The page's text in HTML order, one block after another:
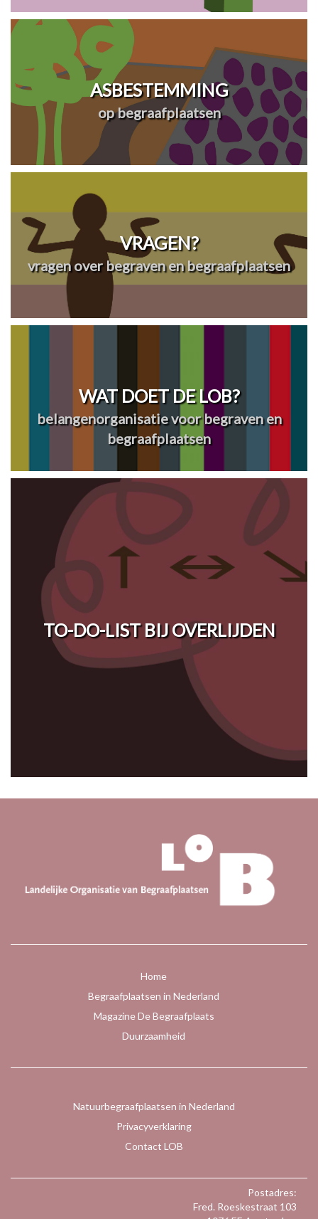
ASBESTEMMING
op begraafplaatsen
VRAGEN?
vragen over begraven en begraafplaatsen
WAT DOET DE LOB?
belangenorganisatie voor begraven en
begraafplaatsen
TO-DO-LIST BIJ OVERLIJDEN
Home
Begraafplaatsen in Nederland
Magazine De Begraafplaats
Duurzaamheid
Natuurbegraafplaatsen in Nederland
Privacyverklaring
Contact LOB
Postadres:
Fred. Roeskestraat 103